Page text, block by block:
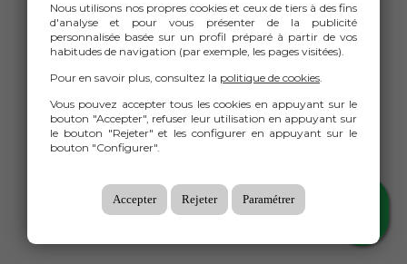
Nous utilisons nos propres cookies et ceux de tiers à des fins
d'analyse et pour vous présenter de la publicité
personnalisée basée sur un profil préparé à partir de vos
habitudes de navigation (par exemple, les pages visitées).
Pour en savoir plus, consultez la politique de cookies.
Vous pouvez accepter tous les cookies en appuyant sur le
bouton "Accepter", refuser leur utilisation en appuyant sur
le bouton "Rejeter" et les configurer en appuyant sur le
bouton "Configurer".
Accepter Rejeter Paramétrer